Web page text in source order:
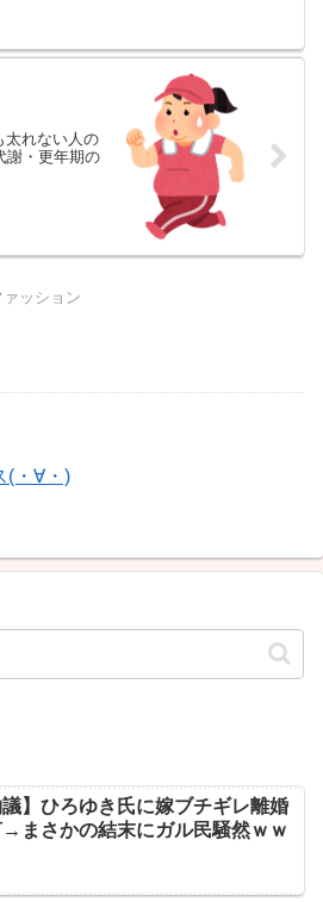
太れない人の
謝・更年期の
ッション
(・∀・)
議】ひろゆき氏に嫁ブチギレ離婚
まさかの結末にガル民騒然ｗｗ